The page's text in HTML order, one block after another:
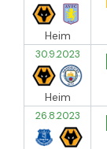
Heim
30.9.2023
Heim
26.8.2023